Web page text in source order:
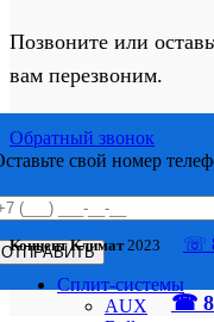
Позвоните или
вам перезвоним.
Обратный звонок
свой номер
☎ 8
Концепт Климат 2023
☏ 8
Сплит-системы
AUX